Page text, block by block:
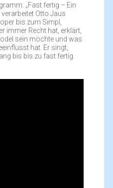
„Fast fertig – Ein
Otto Jaus
bis zum Simpl,
immer Recht hat, erklärt,
sein möchte und was
hat. Er singt,
bis bis zu fast fertig.